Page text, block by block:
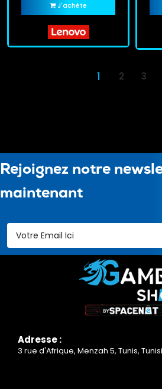
J'achète
1 2 3
Rejoignez notre
maintenant
Adresse :
3 rue d'Afrique, Menzah 5, Tunis,